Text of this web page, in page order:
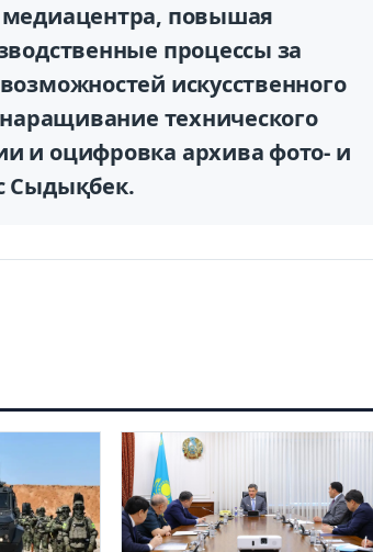
повышая
процессы за
искусственного
технического
и оцифровка архива фото- и
Сыдықбек.